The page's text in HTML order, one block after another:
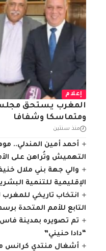
إعلام
المغرب يستحق
ومتماسكا وشفافا
منذ سنتين
أحمد أمين المندلي..
التهميش وتُراهن على
والي جهة بني ملال
الإقليمية للتنمية
انتخاب تاريخي
التابع للأمم المتحدة برسم
تم تصويره بمدينة
“دادا حنيني”